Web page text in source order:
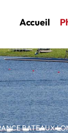
Accueil
BATEAUX